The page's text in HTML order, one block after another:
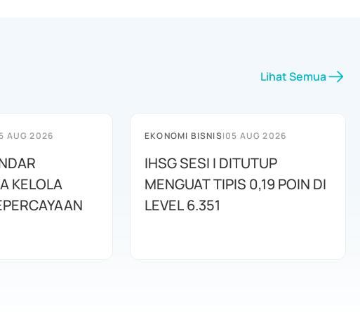
Lihat Semua
AUG 2026
KELOLA
EKONOMI BISNIS|05 AUG 2026
IHSG SESI I DITUTUP
MENGUAT TIPIS 0,19 POIN DI
LEVEL 6.351